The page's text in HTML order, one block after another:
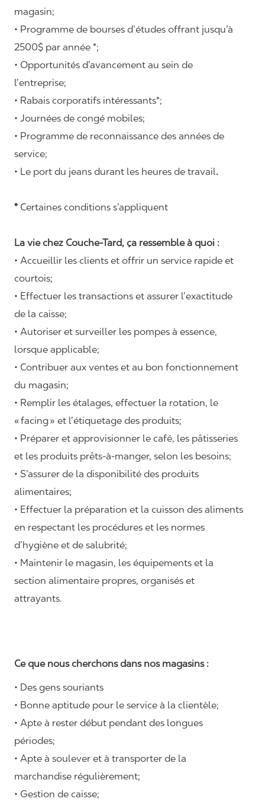
magasin;
• Programme de bourses d’études offrant jusqu’à
2500$ par année *;
• Opportunités d’avancement au sein de
l’entreprise;
• Rabais corporatifs intéressants*;
• Journées de congé mobiles;
• Programme de reconnaissance des années de
service;
• Le port du jeans durant les heures de travail.
* Certaines conditions s’appliquent
La vie chez Couche-Tard, ça ressemble à quoi :
• Accueillir les clients et offrir un service rapide et
courtois;
• Effectuer les transactions et assurer l’exactitude
de la caisse;
• Autoriser et surveiller les pompes à essence,
lorsque applicable;
• Contribuer aux ventes et au bon fonctionnement
du magasin;
• Remplir les étalages, effectuer la rotation, le
«facing» et l’étiquetage des produits;
• Préparer et approvisionner le café, les pâtisseries
et les produits prêts-à-manger, selon les besoins;
• S’assurer de la disponibilité des produits
alimentaires;
• Effectuer la préparation et la cuisson des aliments
en respectant les procédures et les normes
d’hygiène et de salubrité;
• Maintenir le magasin, les équipements et la
section alimentaire propres, organisés et
attrayants.
Ce que nous cherchons dans nos magasins :
• Des gens souriants
• Bonne aptitude pour le service à la clientèle;
• Apte à rester début pendant des longues
périodes;
• Apte à soulever et à transporter de la
marchandise régulièrement;
• Gestion de caisse;